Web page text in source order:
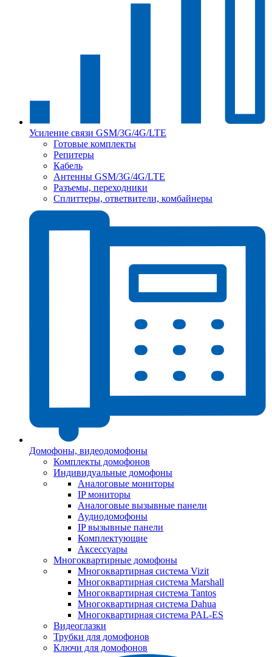
Усиление связи GSM/3G/4G/LTE
Готовые комплекты
Репитеры
Кабель
Антенны GSM/3G/4G/LTE
Разъемы, переходники
Сплиттеры, ответвители, комбайнеры
Домофоны, видеодомофоны
Комплекты домофонов
Индивидуальные домофоны
Аналоговые мониторы
IP мониторы
Аналоговые вызывные панели
Аудиодомофоны
IP вызывные панели
Комплектующие
Аксессуары
Многоквартирные домофоны
Многоквартирная система Vizit
Многоквартирная система Marshall
Многоквартирная система Tantos
Многоквартирная система Dahua
Многоквартирная система PAL-ES
Видеоглазки
Трубки для домофонов
Ключи для домофонов